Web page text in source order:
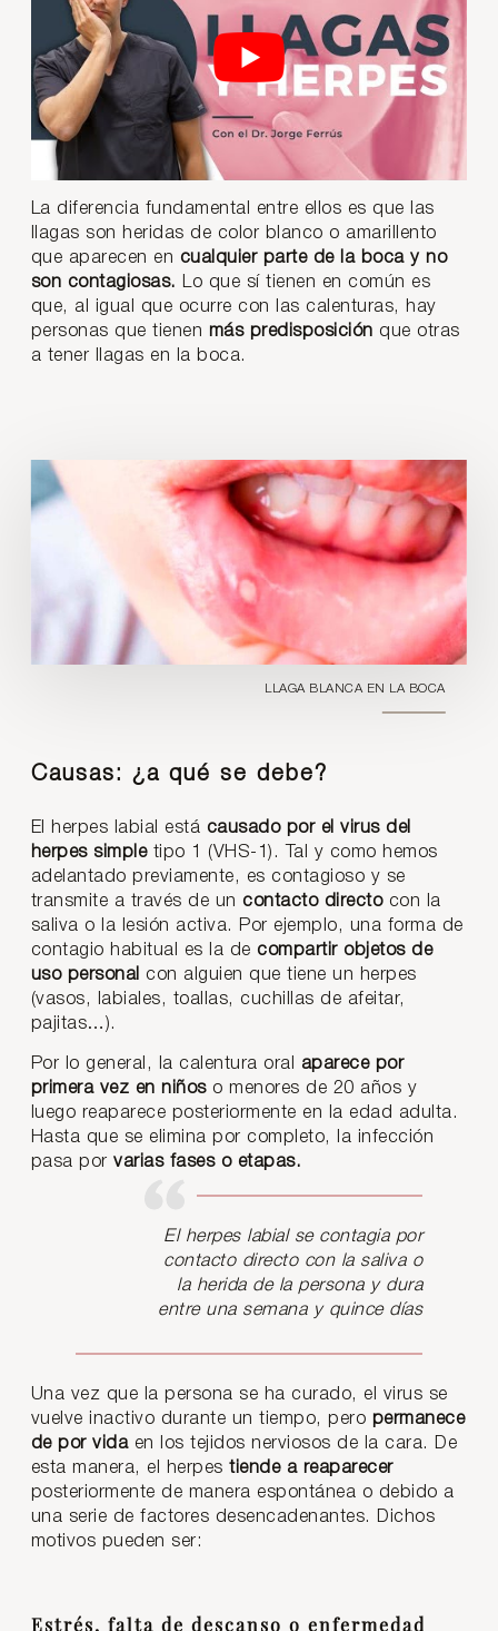
La diferencia fundamental entre ellos es que las
llagas son heridas de color blanco o amarillento
que aparecen en cualquier parte de la boca y no
son contagiosas. Lo que sí tienen en común es
que, al igual que ocurre con las calenturas, hay
personas que tienen más predisposición que otras
a tener llagas en la boca.
LLAGA BLANCA EN LA BOCA
Causas: ¿a qué se debe?
El herpes labial está causado por el virus del
herpes simpletipo 1 (VHS-1). Tal y como hemos
adelantado previamente, es contagioso y se
transmite a través de un contacto directocon la
saliva o la lesión activa. Por ejemplo, una forma de
contagio habitual es la de compartir objetos de
uso personal con alguien que tiene un herpes
(vasos, labiales, toallas, cuchillas de afeitar,
pajitas…).
Por lo general, la calentura oral aparece por
primera vez en niñoso menores de 20 años y
luego reaparece posteriormente en la edad adulta.
Hasta que se elimina por completo, la infección
pasa porvarias fases o etapas.
El herpes labial se contagia por
contacto directo con la saliva o
la herida de la persona y dura
entre una semana y quince días
Una vez que la persona se ha curado, el virus se
vuelve inactivo durante un tiempo, pero permanece
de por vidaen los tejidos nerviosos de la cara. De
esta manera, el herpestiende a reaparecer
posteriormente de manera espontánea o debido a
una serie de factores desencadenantes. Dichos
motivos pueden ser:
Estrés, falta de descanso o enfermedad